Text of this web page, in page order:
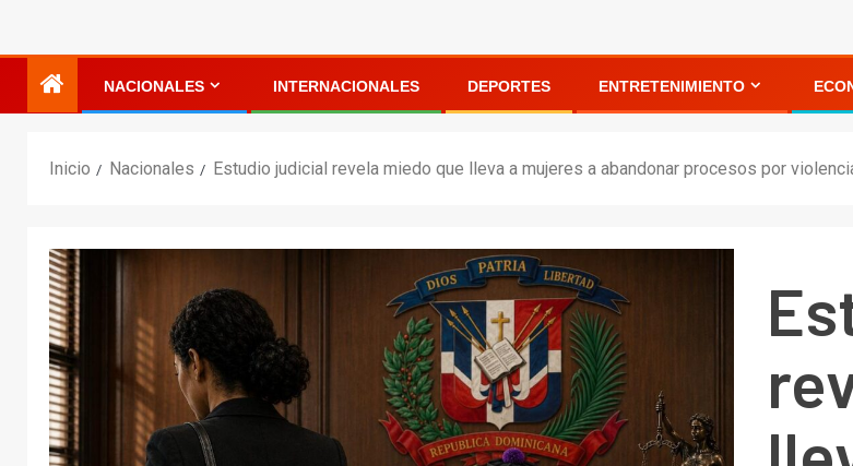
NACIONALES INTERNACIONALES DEPORTES ENTRETENIMIENTO
Inicio Nacionales Estudio judicial revela miedo que lleva a mujeres a abandonar procesos por